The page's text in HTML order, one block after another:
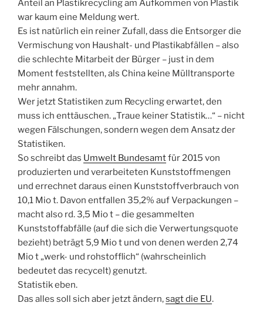
Anteil an Plastikrecycling am Aufkommen von Plastik
war kaum eine Meldung wert.
Es ist natürlich ein reiner Zufall, dass die Entsorger die
Vermischung von Haushalt- und Plastikabfällen – also
die schlechte Mitarbeit der Bürger – just in dem
Moment feststellten, als China keine Mülltransporte
mehr annahm.
Wer jetzt Statistiken zum Recycling erwartet, den
muss ich enttäuschen. „Traue keiner Statistik…“ – nicht
wegen Fälschungen, sondern wegen dem Ansatz der
Statistiken.
So schreibt das Umwelt Bundesamtfür 2015 von
produzierten und verarbeiteten Kunststoffmengen
und errechnet daraus einen Kunststoffverbrauch von
10,1 Mio t. Davon entfallen 35,2% auf Verpackungen –
macht also rd. 3,5 Mio t – die gesammelten
Kunststoffabfälle (auf die sich die Verwertungsquote
bezieht) beträgt 5,9 Mio t und von denen werden 2,74
Mio t „werk- und rohstofflich“ (wahrscheinlich
bedeutet das recycelt) genutzt.
Statistik eben.
Das alles soll sich aber jetzt ändern,sagt die EU.